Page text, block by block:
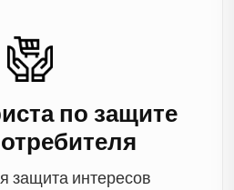
по защите
защита интересов